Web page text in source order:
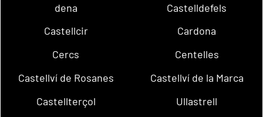
dena
Castelldefels
Castellcir
Cardona
Cercs
Centelles
Castellví de Rosanes
Castellví de la Marca
Castellterçol
Ullastrell